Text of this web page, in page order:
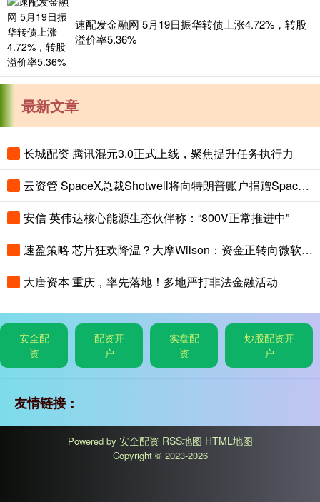
速配发金融网 5月19日振华转债上涨4.72%，转股
溢价率5.36%
最新文章
长城配资 腾讯混元3.0正式上线，聚焦提升任务执行力
云资管 SpaceX总裁Shotwell将向特朗普账户捐赠SpaceX股票
安信 英伟达核心能源生态伙伴称：“800V正常推进中”
速盈策略 芯片狂欢降温？大摩Wilson：资金正转向微软、亚马逊等AI超算巨头
大唐资本 重庆，率先落地！多地严打非法金融活动
安全配
资
配资开
户
实盘配
资
炒股配资开
户
友情链接：
Powered by 安全配资 RSS地图 HTML地图
Copyright © 2023-2026